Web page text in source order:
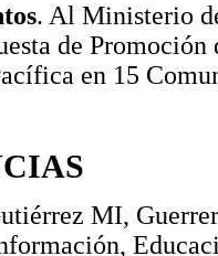
. Al Ministerio
de
en 15
MI,